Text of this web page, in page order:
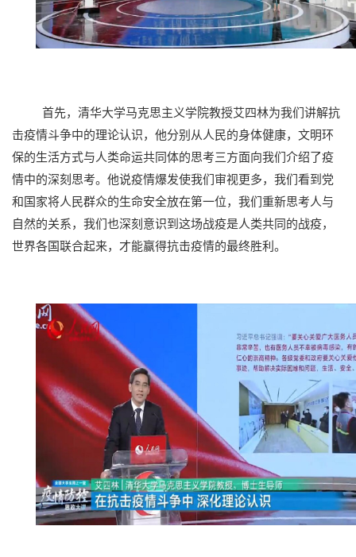
首先，清华大学马克思主义学院教授艾四林为我们讲解抗
击疫情斗争中的理论认识，他分别从人民的身体健康，文明环
保的生活方式与人类命运共同体的思考三方面向我们介绍了疫
情中的深刻思考。他说疫情爆发使我们审视更多，我们看到党
和国家将人民群众的生命安全放在第一位，我们重新思考人与
自然的关系，我们也深刻意识到这场战疫是人类共同的战疫，
世界各国联合起来，才能赢得抗击疫情的最终胜利。